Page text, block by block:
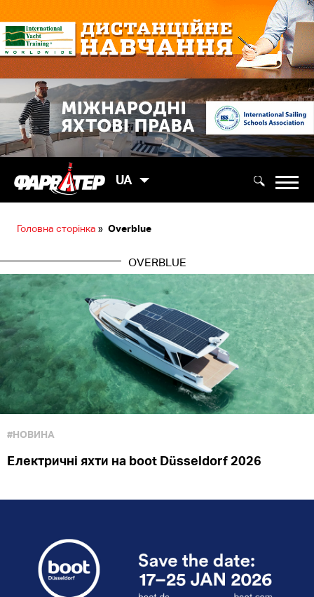
UA
Головна сторінка » Overblue
OVERBLUE
#НОВИНА
Електричні яхти на boot Düsseldorf 2026